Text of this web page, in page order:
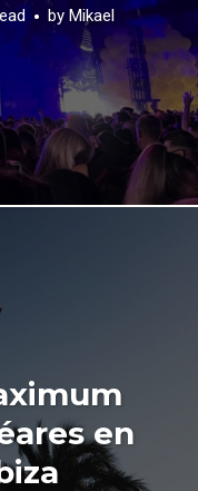
by Mikael
en